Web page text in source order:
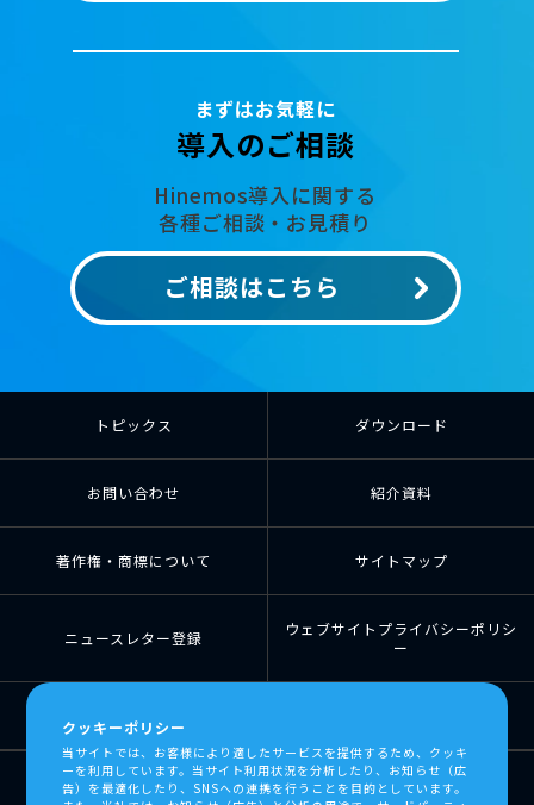
まずはお気軽に
導入のご相談
Hinemos導入に関する
各種ご相談・お見積り
ご相談はこちら
トピックス ダウンロード
お問い合わせ 紹介資料
著作権・商標について サイトマップ
ニュースレター登録
ウェブサイトプライバシーポリシ
ー
クッキーポリシー
当サイトでは、お客様により適したサービスを提供するため、クッキ
ーを利用しています。当サイト利用状況を分析したり、お知らせ（広
告）を最適化したり、SNSへの連携を行うことを目的としています。